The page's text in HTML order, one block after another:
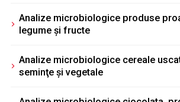
Analize microbiologice produse
legume şi fructe
Analize microbiologice cereale
seminţe şi vegetale